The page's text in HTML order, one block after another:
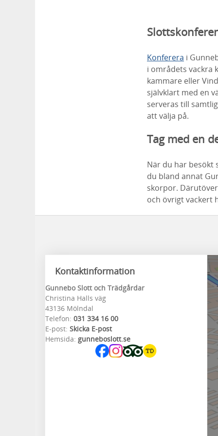
Konferera i
i områdets vackra
kammare eller
självklart med en
serveras till
att välja på.
Tag med en
När du har besökt
du bland annat
skorpor.
och övrigt vackert
Kontaktinformation
Gunnebo Slott och Trädgårdar
Christina Halls väg
43136 Mölndal
Telefon: 031 334 16 00
E-post: Skicka E-post
Hemsida: gunneboslott.se